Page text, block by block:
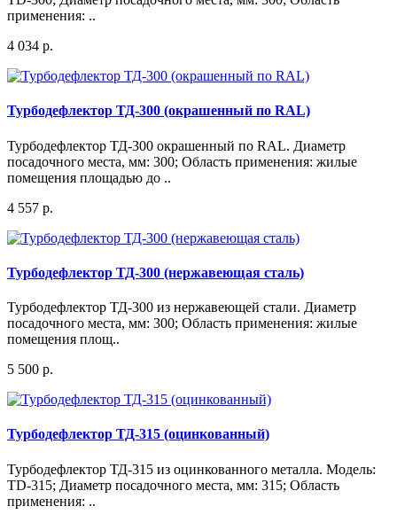
применения: ..
4 034 р.
Турбодефлектор ТД-300 (окрашенный по RAL)
Турбодефлектор ТД-300 окрашенный по RAL. Диаметр
посадочного места, мм: 300; Область применения: жилые
помещения площадью до ..
4 557 р.
Турбодефлектор ТД-300 (нержавеющая сталь)
Турбодефлектор ТД-300 из нержавеющей стали. Диаметр
посадочного места, мм: 300; Область применения: жилые
помещения площ..
5 500 р.
Турбодефлектор ТД-315 (оцинкованный)
Турбодефлектор ТД-315 из оцинкованного металла. Модель:
TD-315; Диаметр посадочного места, мм: 315; Область
применения: ..